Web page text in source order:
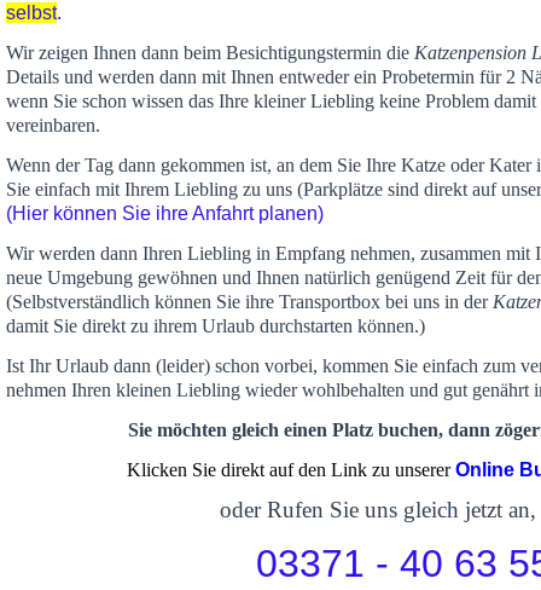
selbst.
Wir zeigen Ihnen dann beim Besichtigungstermin die Katzenpension
Details und werden dann mit Ihnen entweder ein Probetermin für 2
wenn Sie schon wissen das Ihre kleiner Liebling keine Problem
vereinbaren.
Wenn der Tag dann gekommen ist, an dem Sie Ihre Katze oder
Sie einfach mit Ihrem Liebling zu uns (Parkplätze sind direkt auf
(Hier können Sie ihre Anfahrt planen)
Wir werden dann Ihren Liebling in Empfang nehmen, zusammen mit
neue Umgebung gewöhnen und Ihnen natürlich genügend Zeit für
(Selbstverständlich können Sie ihre Transportbox bei uns in der
damit Sie direkt zu ihrem Urlaub durchstarten können.)
Ist Ihr Urlaub dann (leider) schon vorbei, kommen Sie einfach zum
nehmen Ihren kleinen Liebling wieder wohlbehalten und gut genährt
Sie möchten gleich einen Platz buchen, dann
Klicken Sie direkt auf den Link zu unsererOnline
oder Rufen Sie uns gleich jetzt an,
03371 - 40 63